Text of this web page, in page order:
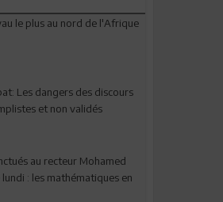
le plus au nord de l'Afrique
Les dangers des discours
et non validés
au recteur Mohamed
: les mathématiques en